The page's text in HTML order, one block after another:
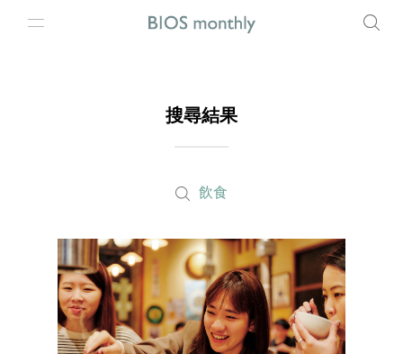
搜尋結果
飲食